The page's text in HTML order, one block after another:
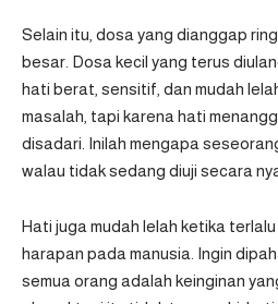
Selain itu, dosa yang dianggap
besar. Dosa kecil yang terus
hati berat, sensitif, dan mudah
masalah, tapi karena hati
disadari. Inilah mengapa
walau tidak sedang diuji secara
Hati juga mudah lelah ketika
harapan pada manusia. Ingin
semua orang adalah keinginan